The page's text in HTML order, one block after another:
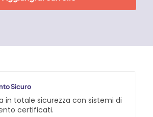
Sicuro
in totale sicurezza con sistemi di
certificati.